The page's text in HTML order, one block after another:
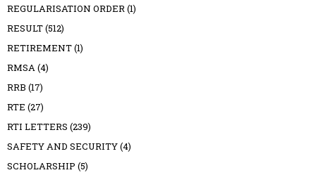
REGULARISATION ORDER(1)
RESULT(512)
RETIREMENT(1)
RMSA(4)
RRB (17)
RTE (27)
RTI LETTERS (239)
SAFETY AND SECURITY(4)
SCHOLARSHIP (5)